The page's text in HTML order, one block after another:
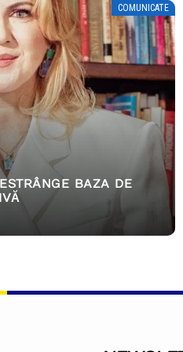
COMUNICATE
BAZA DE